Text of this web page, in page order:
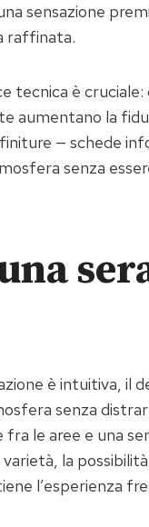
sensazione
raffinata.
è cruciale:
aumentano la
— schede
senza
è intuitiva, il
senza
le aree e una
la
l’esperienza